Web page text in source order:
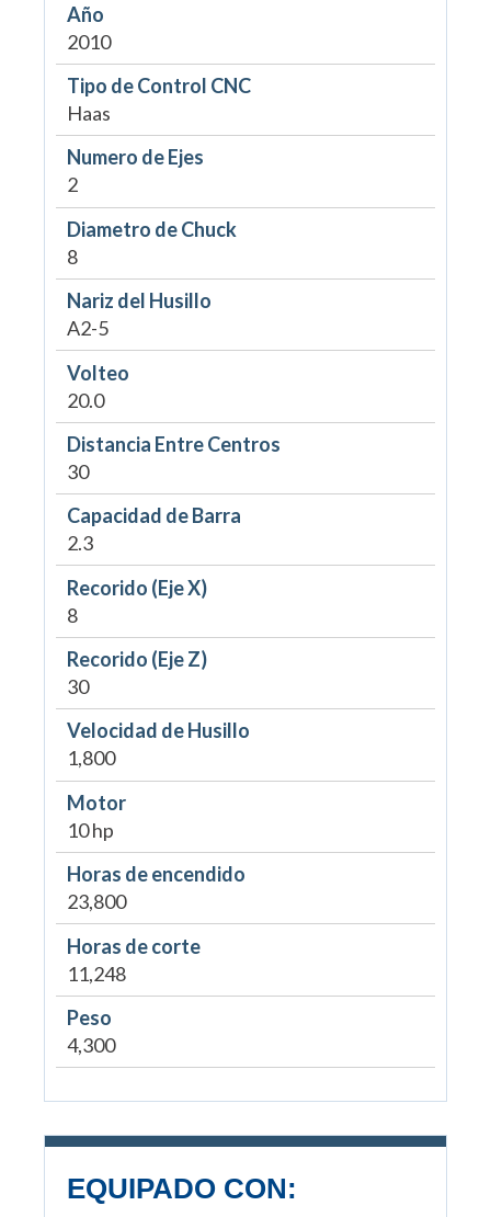
Año
2010
Tipo de Control CNC
Haas
Numero de Ejes
2
Diametro de Chuck
8
Nariz del Husillo
A2-5
Volteo
20.0
Distancia Entre Centros
30
Capacidad de Barra
2.3
Recorido (Eje X)
8
Recorido (Eje Z)
30
Velocidad de Husillo
1,800
Motor
10 hp
Horas de encendido
23,800
Horas de corte
11,248
Peso
4,300
EQUIPADO CON: